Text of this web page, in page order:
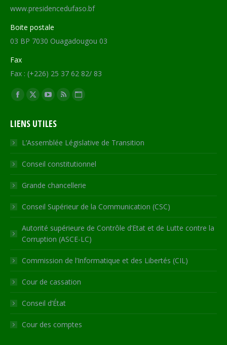
www.presidencedufaso.bf
Boite postale
03 BP 7030 Ouagadougou 03
Fax
Fax : (+226) 25 37 62 82/ 83
Trouvez nous sur :
Facebook
opens
in
new
window
X
opens
in
new
window
YouTube
opens
in
new
window
RSS
in
new
window
Site
opens
in
new
LIENS UTILES
L’Assemblée Législative de Transition
Conseil constitutionnel
Grande chancellerie
Conseil Supérieur de la Communication (CSC)
Autorité supérieure de Contrôle d’Etat et de Lutte contre la
Corruption (ASCE-LC)
Commission de l’Informatique et des Libertés (CIL)
Cour de cassation
Conseil d’État
Cour des comptes